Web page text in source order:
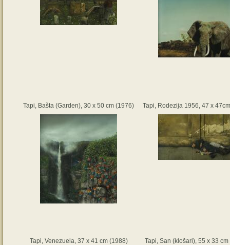
Tapi, Bašta (Garden), 30 x 50 cm (1976) Tapi, Rodezija 1956, 47 x
Tapi, Venezuela, 37 x 41 cm (1988) Tapi, San (klošari), 55 x 33